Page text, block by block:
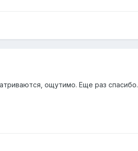
ощутимо. Еще раз спасибо.